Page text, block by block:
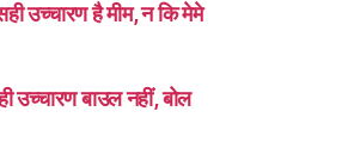
उच्चारण है मीम, न कि मेमे
बाउल नहीं, बोल